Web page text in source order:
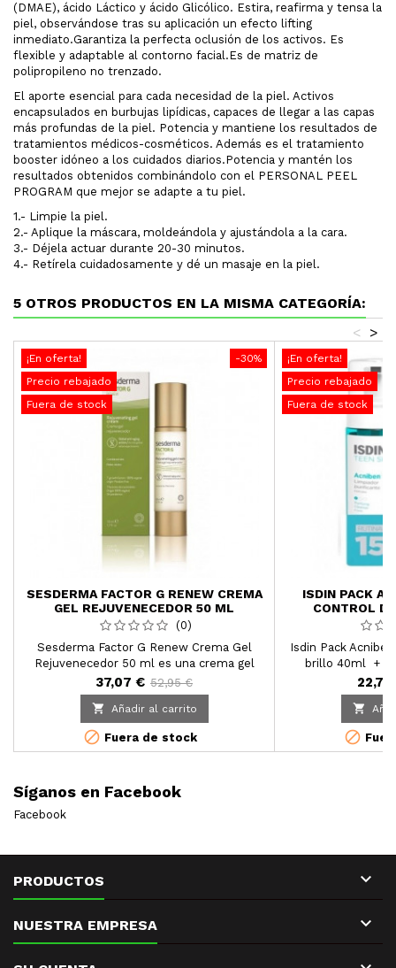
(DMAE), ácido Láctico y ácido Glicólico. Estira, reafirma y tensa la
piel, observándose tras su aplicación un efecto lifting
inmediato.Garantiza la perfecta oclusión de los activos. Es
flexible y adaptable al contorno facial.Es de matriz de
polipropileno no trenzado.
El aporte esencial para cada necesidad de la piel. Activos
encapsulados en burbujas lipídicas, capaces de llegar a las capas
más profundas de la piel. Potencia y mantiene los resultados de
tratamientos médicos-cosméticos. Además es el tratamiento
booster idóneo a los cuidados diarios.Potencia y mantén los
resultados obtenidos combinándolo con el PERSONAL PEEL
PROGRAM que mejor se adapte a tu piel.
1.- Limpie la piel.
2.- Aplique la máscara, moldeándola y ajustándola a la cara.
3.- Déjela actuar durante 20-30 minutos.
4.- Retírela cuidadosamente y dé un masaje en la piel.
5 OTROS PRODUCTOS EN LA MISMA CATEGORÍA:
>
<
-30%
¡En oferta!
Precio rebajado
Fuera de stock
SESDERMA FACTOR G RENEW CREMA
GEL REJUVENECEDOR 50 ML
(0)
Sesderma Factor G Renew Crema Gel
Rejuvenecedor 50 ml es una crema gel
formulada con un potente cóctel de
factores de crecimiento que estimula la
síntesis de colágeno y elastina de la piel.
37,07 € 52,95 €

Añadir al carrito
 Fuera de stock
¡En oferta!
Precio rebajado
Fuera de stock
ISDIN PACK
CONTROL
LIMPIADOR
Isdin Pack
brillo 40ml +
150ml rutina facial
personas con
22,75


Síganos en Facebook
Facebook
PRODUCTOS 
NUESTRA EMPRESA 